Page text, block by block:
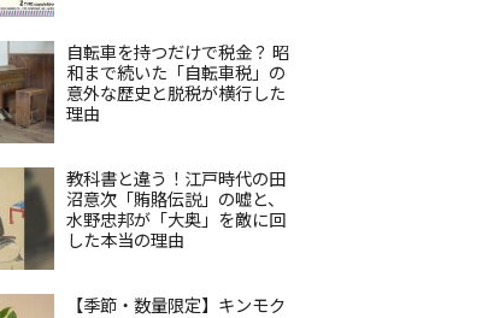
自転車を持つだけで税金？ 昭
和まで続いた「自転車税」の
意外な歴史と脱税が横行した
理由
教科書と違う！江戸時代の田
沼意次「賄賂伝説」の嘘と、
水野忠邦が「大奥」を敵に回
した本当の理由
【季節・数量限定】キンモク